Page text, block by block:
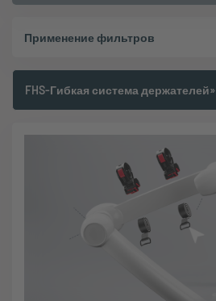
Применение фильтров
FHS-Гибкая система держателей»